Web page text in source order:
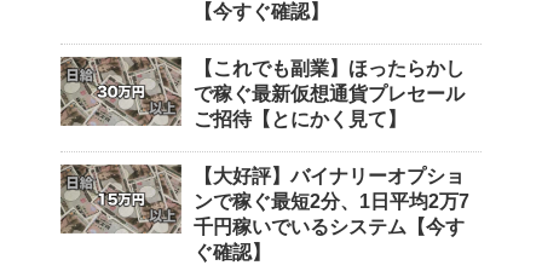
【今すぐ確認】
【これでも副業】ほったらかし
で稼ぐ最新仮想通貨プレセール
ご招待【とにかく見て】
【大好評】バイナリーオプショ
ンで稼ぐ最短2分、1日平均2万7
千円稼いでいるシステム【今す
ぐ確認】